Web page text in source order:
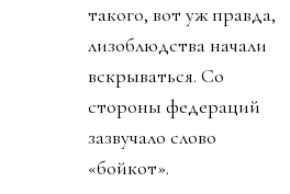
такого, вот уж правда,
лизоблюдства начали
вскрываться. Со
стороны федераций
зазвучало слово
«бойкот».